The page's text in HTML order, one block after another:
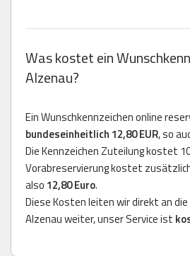
Was kostet ein
Alzenau?
Ein Wunschkennzeichen online
bundeseinheitlich 12,80 EUR, so
Die Kennzeichen Zuteilung kostet
Vorabreservierung kostet
also 12,80 Euro.
Diese Kosten leiten wir direkt an
Alzenau weiter, unser Service ist